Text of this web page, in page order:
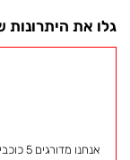
גלו את היתרונות
אנחנו